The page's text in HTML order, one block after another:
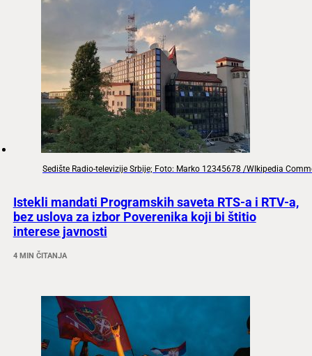
Sedište Radio-televizije Srbije; Foto: Marko 12345678 /WIkipedia
Istekli mandati Programskih saveta RTS-a i RTV-a,
bez uslova za izbor Poverenika koji bi štitio
interese javnosti
4 MIN ČITANJA